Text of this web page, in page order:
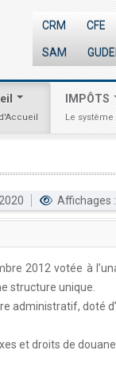
CRM CFE
SAM
IMPÔTS
Le système
Affichages
2012 votée à
structure unique.
administratif, doté
et droits de